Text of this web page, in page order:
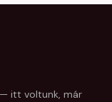
itt voltunk, már